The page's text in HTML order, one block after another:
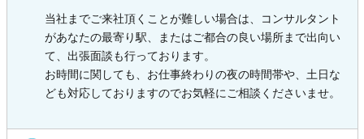
当社までご来社頂くことが難しい場合は、コンサルタント
があなたの最寄り駅、またはご都合の良い場所まで出向い
て、出張面談も行っております。
お時間に関しても、お仕事終わりの夜の時間帯や、土日な
ども対応しておりますのでお気軽にご相談くださいませ。